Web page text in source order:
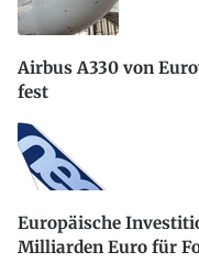
Airbus A330 von
fest
Europäische
Milliarden Euro für